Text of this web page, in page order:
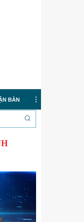
biển đảo
sự nước ngoài
BÀN
quân thường trực